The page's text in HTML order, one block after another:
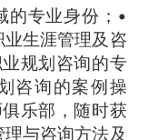
的专业身份；•
生涯管理及咨
规划咨询的专
咨询的案例操
乐部，随时获
与咨询方法及